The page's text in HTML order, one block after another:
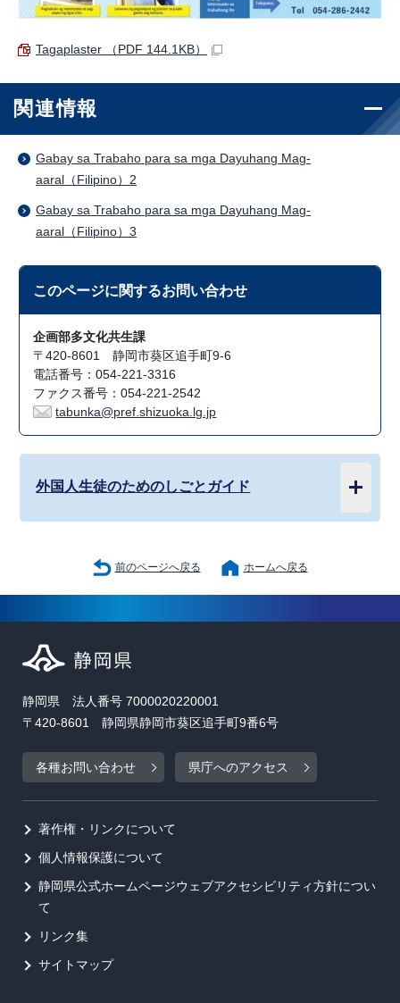
Tagaplaster （PDF 144.1KB）
関連情報
Gabay sa Trabaho para sa mga Dayuhang Mag-
aaral（Filipino）2
Gabay sa Trabaho para sa mga Dayuhang Mag-
aaral（Filipino）3
このページに関するお問い合わせ
企画部多文化共生課
〒420-8601 静岡市葵区追手町9-6
電話番号：054-221-3316
ファクス番号：054-221-2542
tabunka@pref.shizuoka.lg.jp
外国人生徒のためのしごとガイド
前のページへ戻る ホームへ戻る
静岡県 法人番号 7000020220001
〒420-8601 静岡県静岡市葵区追手町9番6号
各種お問い合わせ 県庁へのアクセス
著作権・リンクについて
個人情報保護について
静岡県公式ホームページウェブアクセシビリティ方針につい
て
リンク集
サイトマップ